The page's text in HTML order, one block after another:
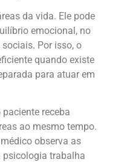
da vida. Ele pode
emocional, no
Por isso, o
quando existe
para atuar em
receba
ao mesmo tempo.
observa as
psicologia trabalha